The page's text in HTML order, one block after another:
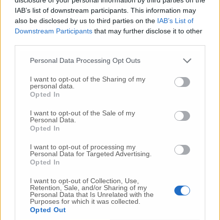
IAB’s list of downstream participants. This information may
also be disclosed by us to third parties on the IAB’s List of
Downstream Participants that may further disclose it to other
Personal Data Processing Opt Outs
I want to opt-out of the Sharing of my
personal data.
Opted In
I want to opt-out of the Sale of my
Personal Data.
Opted In
I want to opt-out of processing my
Personal Data for Targeted Advertising.
Opted In
I want to opt-out of Collection, Use,
Retention, Sale, and/or Sharing of my
Personal Data that Is Unrelated with the
Purposes for which it was collected.
Opted Out
dell’ospedale di Chiaravalle, anche in base
all’ampiezza del bacino di utenza della Bassa
Vallesina e alla tipologia della popolazione
che vi abita. Quanto sta accadendo ha
un sistema sanitario pubblico efficiente,
dotato di personale adeguato anche nei
numeri e non solo nelle capacità, è in grado di
rispondere all’emergenza, stare vicino ai
cittadini senza lasciare nessuno indietro.
Speriamo che, finalmente, venga interrotta la
tendenza al risparmio che da troppi anni ha
provocato tagli generalizzati alla sanità
pubblica, penalizzando in modo particolare le
strutture più piccole come quella di
Chiaravalle che, al contrario, potrebbero
svolgere funzioni di supporto molto preziose».
L ultime parole sono riservate ai medici e agli
infermieri «che combattono in prima file